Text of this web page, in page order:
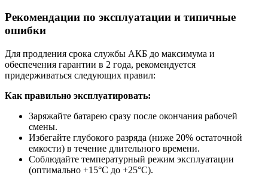
Рекомендации по эксплуатации и типичные
ошибки
Для продления срока службы АКБ до максимума и
обеспечения гарантии в 2 года, рекомендуется
придерживаться следующих правил:
Как правильно эксплуатировать:
Заряжайте батарею сразу после окончания рабочей
смены.
Избегайте глубокого разряда (ниже 20% остаточной
емкости) в течение длительного времени.
Соблюдайте температурный режим эксплуатации
(оптимально +15°C до +25°C).